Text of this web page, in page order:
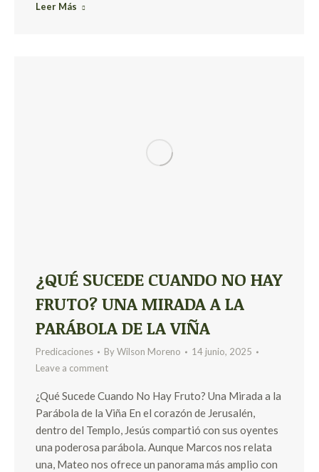
Leer Más
¿QUÉ SUCEDE CUANDO NO HAY
FRUTO? UNA MIRADA A LA
PARÁBOLA DE LA VIÑA
Predicaciones ByWilson Moreno
14 junio, 2025
Leave a comment
¿Qué Sucede Cuando No Hay Fruto? Una Mirada a la
Parábola de la Viña En el corazón de Jerusalén,
dentro del Templo, Jesús compartió con sus oyentes
una poderosa parábola. Aunque Marcos nos relata
una, Mateo nos ofrece un panorama más amplio con